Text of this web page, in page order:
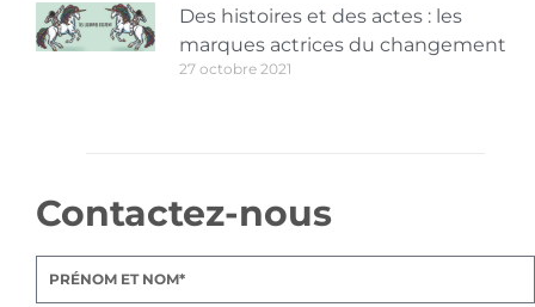
Des histoires et des actes : les
marques actrices du changement
27 octobre 2021
Contactez-nous